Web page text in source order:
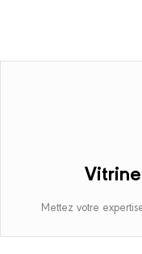
Mettez votre